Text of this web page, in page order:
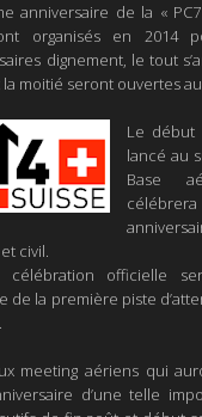
anniversaire de la «
organisés en 2014
dignement, le tout
moitié seront ouvertes
Le début
lancé au
Base
civil.
officielle
de la première piste
meeting aériens qui
d’une telle